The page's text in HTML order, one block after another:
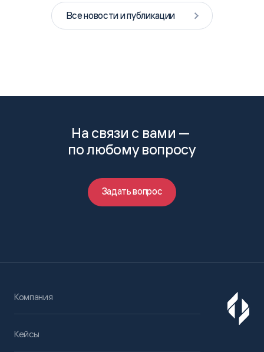
Все новости и публикации
На связи с вами —
по любому вопросу
Задать вопрос
Компания
Кейсы